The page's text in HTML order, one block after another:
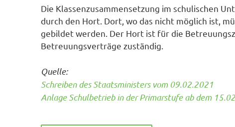
Die Klassenzusammensetzung im schulischen
durch den Hort. Dort, wo das nicht möglich ist,
gebildet werden. Der Hort ist für die
Betreuungsverträge zuständig.
Quelle:
Schreiben des Staatsministers vom 09.02.2021
Anlage Schulbetrieb in der Primarstufe ab dem